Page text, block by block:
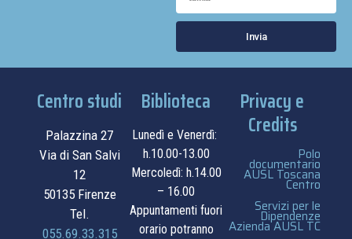
Invia
Centro studi
Palazzina 27
Via di San Salvi
12
50135 Firenze
Tel.
055.69.33.315
Biblioteca
Lunedì e Venerdì:
h.10.00-13.00
Mercoledì: h.14.00
– 16.00
Appuntamenti fuori
orario potranno
Privacy e
Credits
Polo
documentario
AUSL Toscana
Centro
Servizi per le
Dipendenze
Azienda AUSL TC